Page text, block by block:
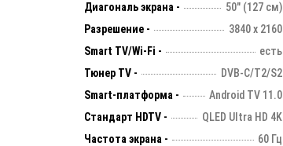
Диагональ экрана -
50" (127 см)
Разрешение -
3840 х 2160
Smart TV/Wi-Fi -
есть
Тюнер TV -
DVB-C/T2/S2
Smart-платформа -
Android TV 11.0
Стандарт HDTV -
QLED Ultra HD 4K
Частота экрана -
60 Гц